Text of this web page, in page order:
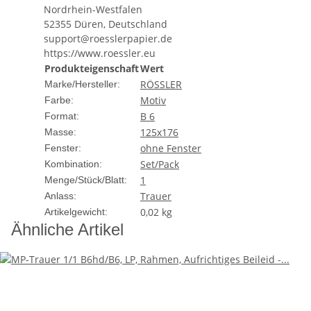
Design und Qualität
Die Trauerkarte besticht durch ihr schlichtes und
dezente Layout mit einem feinen Schriftzug sorgt dafür,
Ihre individuellen Abschiedsworte.
Dank der hochwertigen Produktion durch Rössler
Stabilität. Der Druck ist präzise und die Farben kommen
Verwendung
Diese Trauerkarte eignet sich perfekt für den
Teil einer größeren Traueranzeige – mit der MP-
Die Karte ist zudem vielseitig einsetzbar: Sie kann
zur idealen Wahl für alle, die ihrer Trauer auf eine
Besondere Merkmale
Nordrhein-Westfalen
52355 Düren, Deutschland
support@roesslerpapier.de
https://www.roessler.eu
ProdukteigenschaftWert
Marke/Hersteller: RÖSSLER
Farbe: Motiv
Format: B 6
Masse: 125x176
Fenster: ohne Fenster
Kombination: Set/Pack
Menge/Stück/Blatt: 1
Anlass: Trauer
Artikelgewicht: 0,02 kg
Ähnliche Artikel